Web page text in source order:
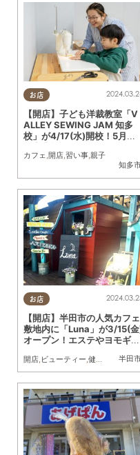
お店
知多
【開店】子ども洋裁教室「V
ALLEY SEWING JAM 知多
校」が4/17(水)開校！5月に
カフェ,開店,習い事,親子
お店
半田
【開店】半田市の人気カフェ
敷地内に「Luna」が3/15(
オープン！エステやヨモギ蒸
開店, ビューティー,健康 専門店,お